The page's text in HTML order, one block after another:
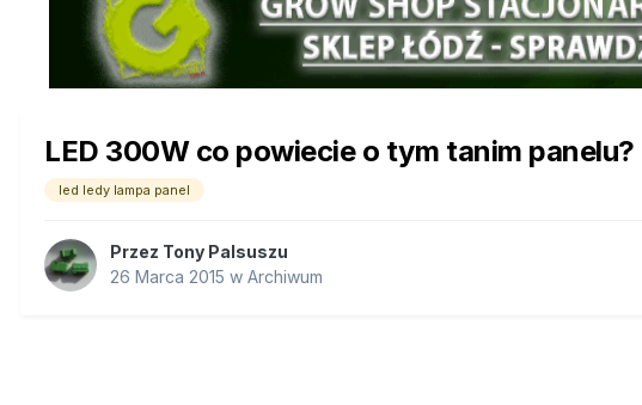
LED 300W co powiecie o tym tanim panelu?
led ledy lampa panel
Przez Tony Palsuszu
26 Marca 2015 w Archiwum